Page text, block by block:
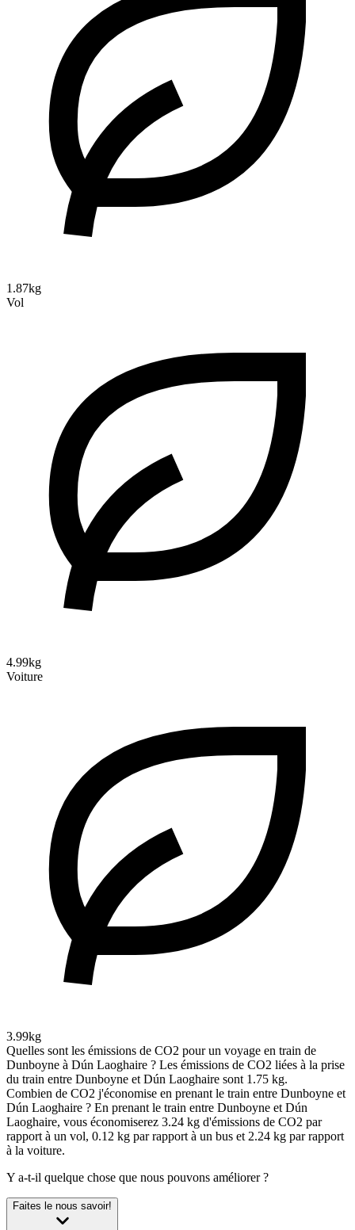
1.87kg
Vol
4.99kg
Voiture
3.99kg
Quelles sont les émissions de CO2 pour un voyage en train de
Dunboyne à Dún Laoghaire ? Les émissions de CO2 liées à la prise
du train entre Dunboyne et Dún Laoghaire sont 1.75 kg.
Combien de CO2 j'économise en prenant le train entre Dunboyne et
Dún Laoghaire ? En prenant le train entre Dunboyne et Dún
Laoghaire, vous économiserez 3.24 kg d'émissions de CO2 par
rapport à un vol, 0.12 kg par rapport à un bus et 2.24 kg par rapport
à la voiture.
Y a-t-il quelque chose que nous pouvons améliorer ?
Faites le nous savoir!